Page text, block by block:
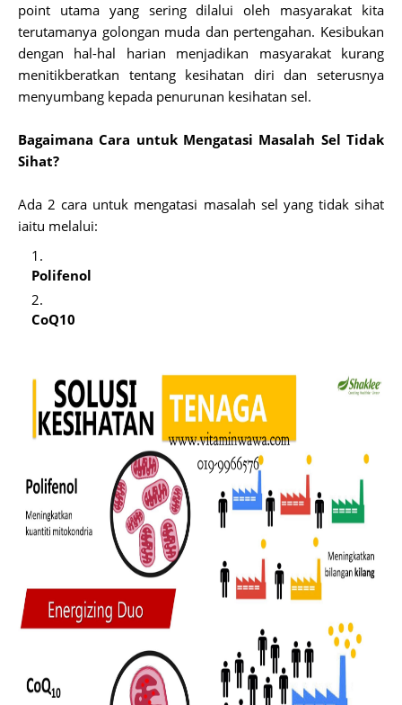
point utama yang sering dilalui oleh masyarakat kita
terutamanya golongan muda dan pertengahan. Kesibukan
dengan hal-hal harian menjadikan masyarakat kurang
menitikberatkan tentang kesihatan diri dan seterusnya
menyumbang kepada penurunan kesihatan sel.
Bagaimana Cara untuk Mengatasi Masalah Sel Tidak
Sihat?
Ada 2 cara untuk mengatasi masalah sel yang tidak sihat
iaitu melalui:
Polifenol
CoQ10